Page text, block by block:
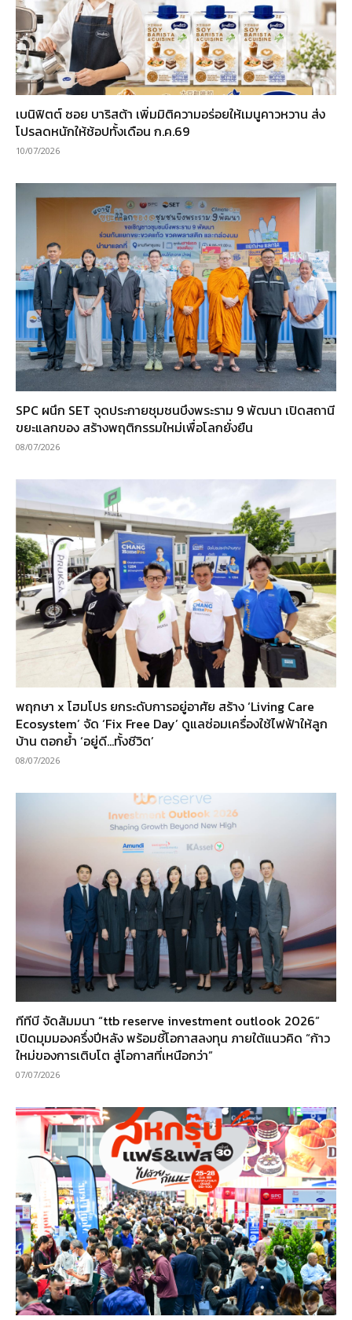
เบนิฟิตต์ ซอย บาริสต้า เพิ่มมิติความอร่อยให้เมนูคาวหวาน ส่ง
โปรลดหนักให้ช้อปทั้งเดือน ก.ค.69
10/07/2026
SPC ผนึก SET จุดประกายชุมชนบึงพระราม 9 พัฒนา เปิดสถานี
ขยะแลกของ สร้างพฤติกรรมใหม่เพื่อโลกยั่งยืน
08/07/2026
พฤกษา x โฮมโปร ยกระดับการอยู่อาศัย สร้าง ‘Living Care
Ecosystem’ จัด ‘Fix Free Day’ ดูแลซ่อมเครื่องใช้ไฟฟ้าให้ลูก
บ้าน ตอกย้ำ ‘อยู่ดี…ทั้งชีวิต’
08/07/2026
ทีทีบี จัดสัมมนา “ttb reserve investment outlook 2026”
เปิดมุมมองครึ่งปีหลัง พร้อมชี้โอกาสลงทุน ภายใต้แนวคิด “ก้าว
ใหม่ของการเติบโต สู่โอกาสที่เหนือกว่า”
07/07/2026